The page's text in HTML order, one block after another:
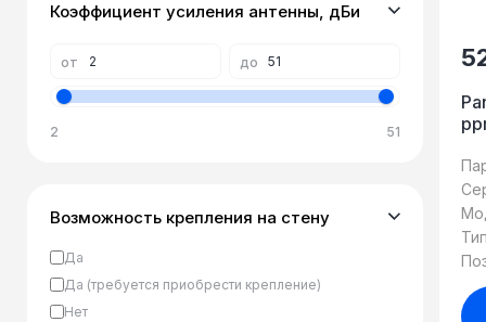
Коэффициент усиления антенны, дБи
2 51
от до
Возможность крепления на стену
Да
Да (требуется приобрести крепление)
Нет